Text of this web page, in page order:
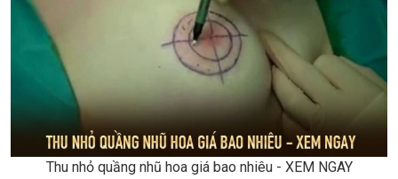
Thu nhỏ quầng nhũ hoa giá bao nhiêu - XEM NGAY